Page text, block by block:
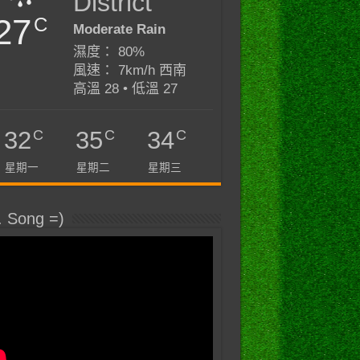
C
Moderate Rain
濕度： 80%
風速： 7km/h 西南
高溫 28 • 低溫 27
32C
星期一
35C
星期二
34C
星期三
Song =)